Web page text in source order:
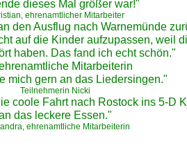
dieses Mal größer war!"
ehrenamtlicher Mitarbeiter
den Ausflug nach Warnemünde
auf die Kinder aufzupassen, weil
haben. Das fand ich echt schön."
Mitarbeiterin
mich gern an das Liedersingen."
Teilnehmerin Nicki
coole Fahrt nach Rostock ins 5-D
das leckere Essen."
ehrenamtliche Mitarbeiterin